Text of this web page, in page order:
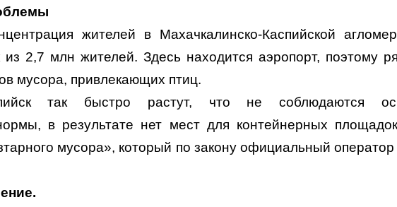
жителей в Махачкалинско-Каспийской
2,7 млн жителей. Здесь находится аэропорт, поэтому
мусора, привлекающих птиц.
так быстро растут, что не соблюдаются
в результате нет мест для контейнерных
мусора», который по закону официальный